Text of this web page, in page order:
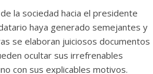
la sociedad hacia el presidente
haya generado semejantes y
se elaboran juiciosos documentos
ocultar sus irrefrenables
con sus explicables motivos.